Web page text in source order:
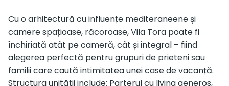
Cu o arhitectură cu influențe mediteraneene și
camere spațioase, răcoroase, Vila Tora poate fi
închiriată atât pe cameră, cât și integral – fiind
alegerea perfectă pentru grupuri de prieteni sau
familii care caută intimitatea unei case de vacanță.
Structura unității include: Parterul cu living generos,